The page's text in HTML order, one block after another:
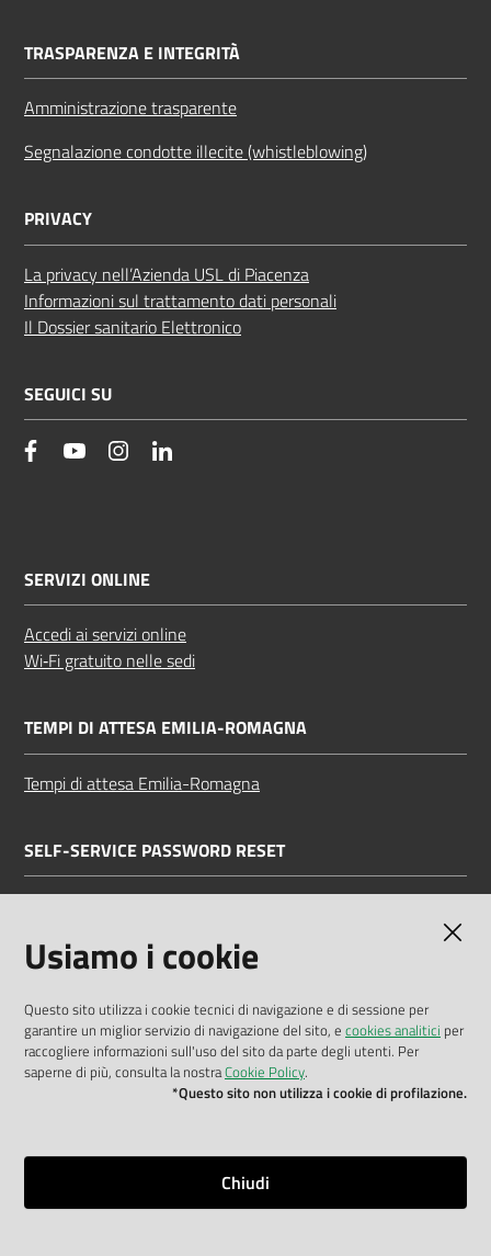
TRASPARENZA E INTEGRITÀ
Amministrazione trasparente
Segnalazione condotte illecite (whistleblowing)
PRIVACY
La privacy nell’Azienda USL di Piacenza
Informazioni sul trattamento dati personali
Il Dossier sanitario Elettronico
SEGUICI SU
facebookYouTube Instagram
SERVIZI ONLINE
Accedi ai servizi online
Wi‑Fi gratuito nelle sedi
TEMPI DI ATTESA EMILIA-ROMAGNA
Tempi di attesa Emilia-Romagna
SELF-SERVICE PASSWORD RESET
Dichiarazione di accessibilità
Privacy policy
Mappa del sito
Usiamo i cookie
Questo sito utilizza i cookie tecnici di navigazione e di sessione per
garantire un miglior servizio di navigazione del sito, e cookies analitici per
raccogliere informazioni sull'uso del sito da parte degli utenti. Per
saperne di più, consulta la nostraCookie Policy.
*Questo sito non utilizza i cookie di profilazione.
Chiudi